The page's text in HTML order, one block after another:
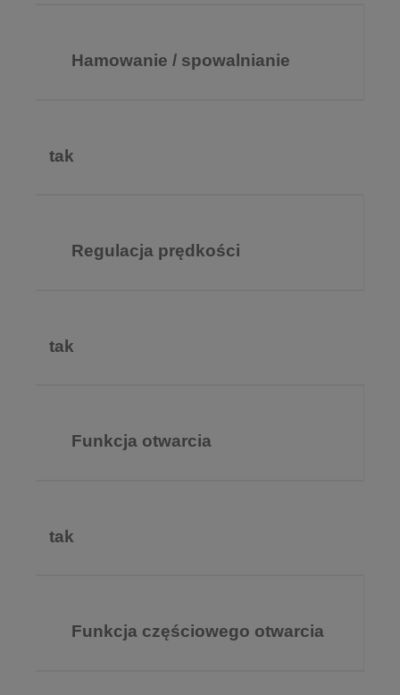
Hamowanie / spowalnianie
tak
Regulacja prędkości
tak
Funkcja otwarcia
tak
Funkcja częściowego otwarcia